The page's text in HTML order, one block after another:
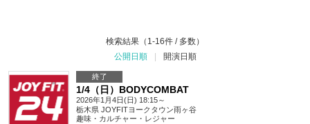
検索結果（1-16件 / 多数）
公開日順
開演日順
終了
1/4（日）BODYCOMBAT
2026年1月4日(日) 18:15～
栃木県 JOYFITヨークタウン雨ヶ谷
趣味・カルチャー・レジャー